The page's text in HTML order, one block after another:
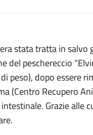
stata tratta in salvo
del peschereccio
peso), dopo essere
(Centro Recupero
Grazie alle